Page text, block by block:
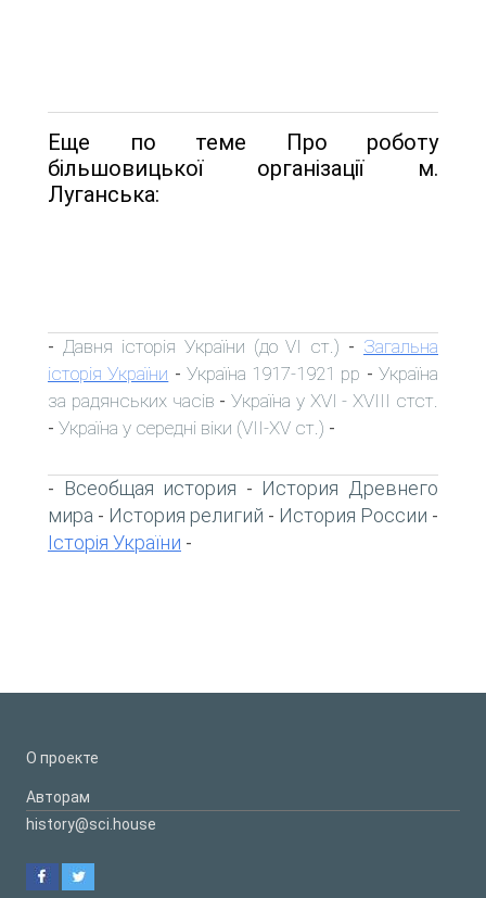
Еще по теме Про роботу
більшовицької організації м.
Луганська:
- Давня історія України (до VI ст.) - Загальна
історія України - Україна 1917-1921 рр -Україна
за радянських часів -Україна у XVI - XVIII стст.
- Україна у середні віки (VII-XV ст.) -
- Всеобщая история - История Древнего
мира - История религий - История России -
Історія України -
О проекте
Авторам
history@sci.house